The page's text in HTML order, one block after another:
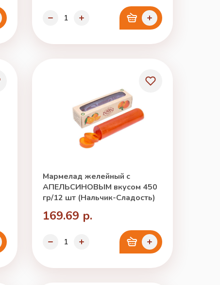
Мармелад желейный с
АПЕЛЬСИНОВЫМ вкусом 450
гр/12 шт (Нальчик-Сладость)
169.69 р.